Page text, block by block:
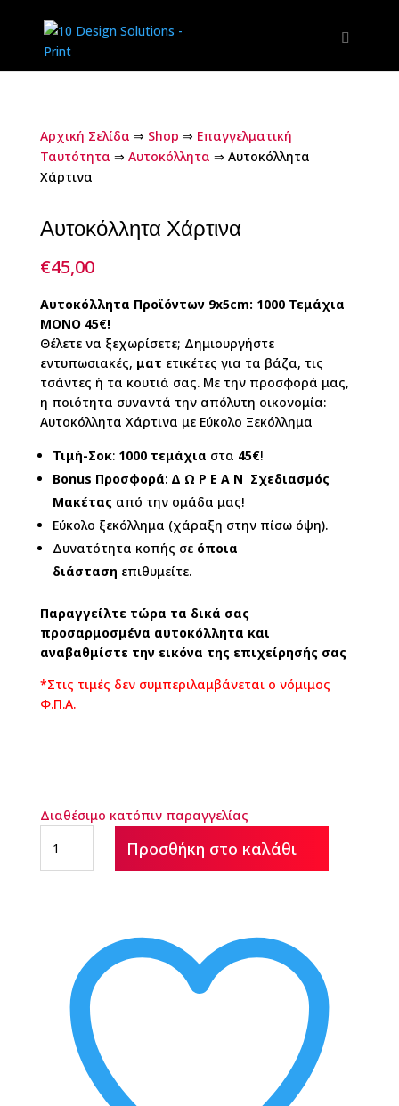
Αρχική Σελίδα ⇒ Shop ⇒ Επαγγελματική
Ταυτότητα ⇒ Αυτοκόλλητα ⇒ Αυτοκόλλητα
Χάρτινα
Αυτοκόλλητα Χάρτινα
€45,00
Αυτοκόλλητα Προϊόντων 9x5cm: 1000 Τεμάχια
ΜΟΝΟ 45€!
Θέλετε να ξεχωρίσετε; Δημιουργήστε
εντυπωσιακές, ματ ετικέτες για τα βάζα, τις
τσάντες ή τα κουτιά σας. Με την προσφορά μας,
η ποιότητα συναντά την απόλυτη οικονομία:
Αυτοκόλλητα Χάρτινα με Εύκολο Ξεκόλλημα
Τιμή-Σοκ: 1000 τεμάχια στα 45€!
Bonus Προσφορά: Δ Ω Ρ Ε Α Ν Σχεδιασμός
Μακέτας από την ομάδα μας!
Εύκολο ξεκόλλημα (χάραξη στην πίσω όψη).
Δυνατότητα κοπής σε όποια
διάσταση επιθυμείτε.
Παραγγείλτε τώρα τα δικά σας
προσαρμοσμένα αυτοκόλλητα και
αναβαθμίστε την εικόνα της επιχείρησής σας
*Στις τιμές δεν συμπεριλαμβάνεται ο νόμιμος
Φ.Π.Α.
Διαθέσιμο κατόπιν παραγγελίας
Χάρτινα
ποσότητα
Προσθήκη στο καλάθι